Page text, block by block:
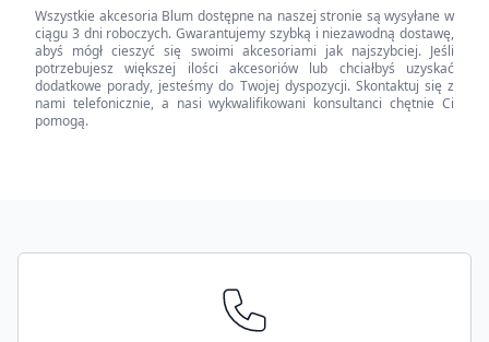
drzwi
równoległych
95°,
Wpuszczany,
puszka:
Wszystkie akcesoria Blum dostępne na naszej stronie są wysyłane w
ciągu 3 dni roboczych. Gwarantujemy szybką i niezawodną dostawę,
abyś mógł cieszyć się swoimi akcesoriami jak najszybciej. Jeśli
potrzebujesz większej ilości akcesoriów lub chciałbyś uzyskać
dodatkowe porady, jesteśmy do Twojej dyspozycji. Skontaktuj się z
nami telefonicznie, a nasi wykwalifikowani konsultanci chętnie Ci
pomogą.